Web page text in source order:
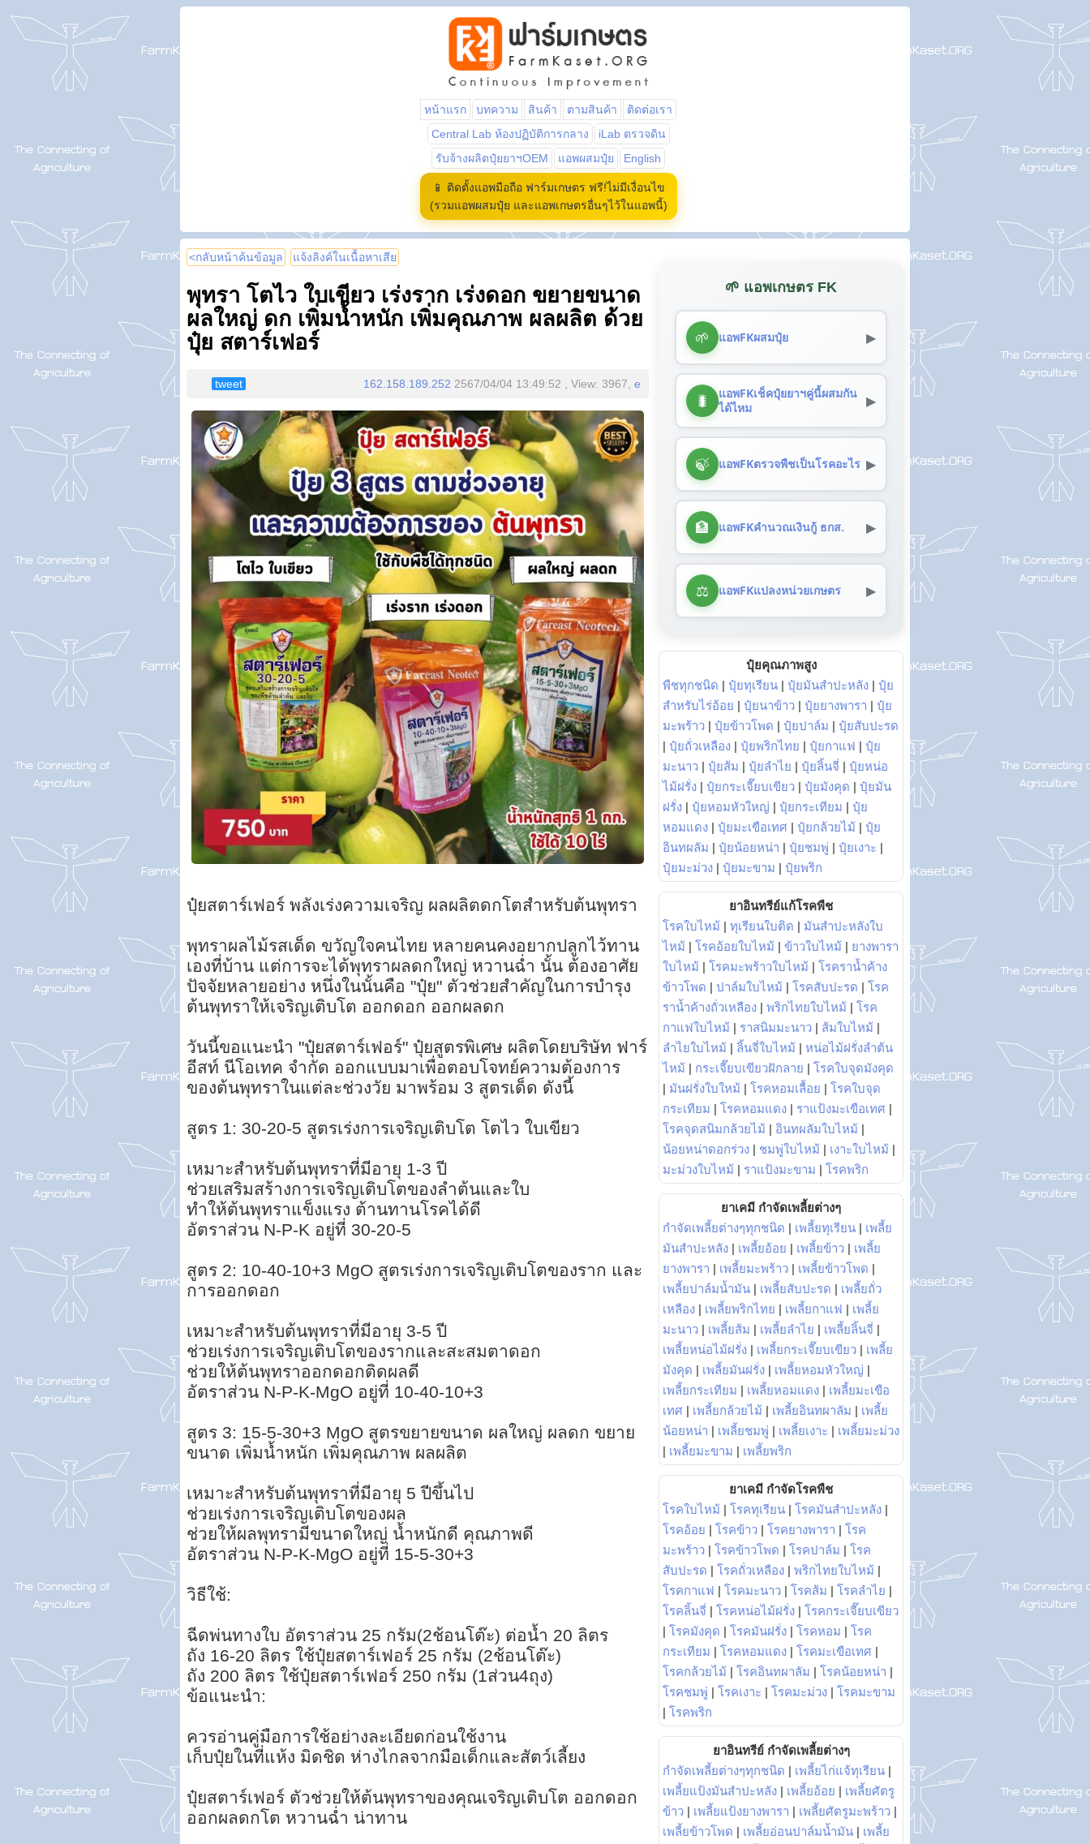
หน้าแรก บทความ สินค้า ตามสินค้า
ติดต่อเรา
Central Lab ห้องปฏิบัติการกลาง
iLab ตรวจดิน
รับจ้างผลิตปุ๋ยยาฯOEM
แอพผสมปุ๋ย English
📱 ติดตั้งแอพมือถือ ฟาร์มเกษตร ฟรี!ไม่มีเงื่อนไข
(รวมแอพผสมปุ๋ย และแอพเกษตรอื่นๆไว้ในแอพนี้)
<กลับหน้าค้นข้อมูล แจ้งลิงค์ในเนื้อหาเสีย
พุทรา โตไว ใบเขียว เร่งราก เร่งดอก ขยายขนาด
ผลใหญ่ ดก เพิ่มน้ำหนัก เพิ่มคุณภาพ ผลผลิต ด้วย
ปุ๋ย สตาร์เฟอร์
tweet 162.158.189.252 2567/04/04 13:49:52 , View: 3967, e
ปุ๋ยสตาร์เฟอร์ พลังเร่งความเจริญ ผลผลิตดกโตสำหรับต้นพุทรา
พุทราผลไม้รสเด็ด ขวัญใจคนไทย หลายคนคงอยากปลูกไว้ทาน
เองที่บ้าน แต่การจะได้พุทราผลดกใหญ่ หวานฉ่ำ นั้น ต้องอาศัย
ปัจจัยหลายอย่าง หนึ่งในนั้นคือ "ปุ๋ย" ตัวช่วยสำคัญในการบำรุง
ต้นพุทราให้เจริญเติบโต ออกดอก ออกผลดก
วันนี้ขอแนะนำ "ปุ๋ยสตาร์เฟอร์" ปุ๋ยสูตรพิเศษ ผลิตโดยบริษัท ฟาร์
อีสท์ นีโอเทค จำกัด ออกแบบมาเพื่อตอบโจทย์ความต้องการ
ของต้นพุทราในแต่ละช่วงวัย มาพร้อม 3 สูตรเด็ด ดังนี้
สูตร 1: 30-20-5 สูตรเร่งการเจริญเติบโต โตไว ใบเขียว
เหมาะสำหรับต้นพุทราที่มีอายุ 1-3 ปี
ช่วยเสริมสร้างการเจริญเติบโตของลำต้นและใบ
ทำให้ต้นพุทราแข็งแรง ต้านทานโรคได้ดี
อัตราส่วน N-P-K อยู่ที่ 30-20-5
สูตร 2: 10-40-10+3 MgO สูตรเร่งการเจริญเติบโตของราก และ
การออกดอก
เหมาะสำหรับต้นพุทราที่มีอายุ 3-5 ปี
ช่วยเร่งการเจริญเติบโตของรากและสะสมตาดอก
ช่วยให้ต้นพุทราออกดอกติดผลดี
อัตราส่วน N-P-K-MgO อยู่ที่ 10-40-10+3
สูตร 3: 15-5-30+3 MgO สูตรขยายขนาด ผลใหญ่ ผลดก ขยาย
ขนาด เพิ่มน้ำหนัก เพิ่มคุณภาพ ผลผลิต
เหมาะสำหรับต้นพุทราที่มีอายุ 5 ปีขึ้นไป
ช่วยเร่งการเจริญเติบโตของผล
ช่วยให้ผลพุทรามีขนาดใหญ่ น้ำหนักดี คุณภาพดี
อัตราส่วน N-P-K-MgO อยู่ที่ 15-5-30+3
วิธีใช้:
ฉีดพ่นทางใบ อัตราส่วน 25 กรัม(2ช้อนโต๊ะ) ต่อน้ำ 20 ลิตร
ถัง 16-20 ลิตร ใช้ปุ๋ยสตาร์เฟอร์ 25 กรัม (2ช้อนโต๊ะ)
ถัง 200 ลิตร ใช้ปุ๋ยสตาร์เฟอร์ 250 กรัม (1ส่วน4ถุง)
ข้อแนะนำ:
ควรอ่านคู่มือการใช้อย่างละเอียดก่อนใช้งาน
เก็บปุ๋ยในที่แห้ง มิดชิด ห่างไกลจากมือเด็กและสัตว์เลี้ยง
ปุ๋ยสตาร์เฟอร์ ตัวช่วยให้ต้นพุทราของคุณเจริญเติบโต ออกดอก
ออกผลดกโต หวานฉ่ำ น่าทาน
🌱 แอพเกษตร FK
🌱 แอพFKผสมปุ๋ย ▶
🐛
แอพFKเช็คปุ๋ยยาฯคู่นี้ผสมกัน
ได้ไหม
▶
🍃 แอพFKตรวจพืชเป็นโรคอะไร ▶
🏦 แอพFKคำนวณเงินกู้ ธกส. ▶
⚖️ แอพFKแปลงหน่วยเกษตร ▶
ปุ๋ยคุณภาพสูง
พืชทุกชนิด | ปุ๋ยทุเรียน | ปุ๋ยมันสำปะหลัง | ปุ๋ย
สำหรับไร่อ้อย | ปุ๋ยนาข้าว | ปุ๋ยยางพารา | ปุ๋ย
มะพร้าว | ปุ๋ยข้าวโพด | ปุ๋ยปาล์ม | ปุ๋ยสับปะรด
| ปุ๋ยถั่วเหลือง | ปุ๋ยพริกไทย | ปุ๋ยกาแฟ | ปุ๋ย
มะนาว | ปุ๋ยส้ม | ปุ๋ยลำไย | ปุ๋ยลิ้นจี่ | ปุ๋ยหน่อ
ไม้ฝรั่ง | ปุ๋ยกระเจี๊ยบเขียว | ปุ๋ยมังคุด | ปุ๋ยมัน
ฝรั่ง | ปุ๋ยหอมหัวใหญ่ | ปุ๋ยกระเทียม | ปุ๋ย
หอมแดง | ปุ๋ยมะเขือเทศ | ปุ๋ยกล้วยไม้ | ปุ๋ย
อินทผลัม | ปุ๋ยน้อยหน่า | ปุ๋ยชมพู่ | ปุ๋ยเงาะ |
ปุ๋ยมะม่วง | ปุ๋ยมะขาม | ปุ๋ยพริก
ยาอินทรีย์แก้โรคพืช
โรคใบไหม้ | ทุเรียนใบติด | มันสำปะหลังใบ
ไหม้ | โรคอ้อยใบไหม้ | ข้าวใบไหม้ | ยางพารา
ใบไหม้ | โรคมะพร้าวใบไหม้ | โรคราน้ำค้าง
ข้าวโพด | ปาล์มใบไหม้ | โรคสับปะรด | โรค
ราน้ำค้างถั่วเหลือง | พริกไทยใบไหม้ | โรค
กาแฟใบไหม้ | ราสนิมมะนาว | ส้มใบไหม้ |
ลำไยใบไหม้ | ลิ้นจี่ใบไหม้ | หน่อไม้ฝรั่งลำต้น
ไหม้ | กระเจี๊ยบเขียวฝักลาย | โรคใบจุดมังคุด
| มันฝรั่งใบใหม้ | โรคหอมเลื้อย | โรคใบจุด
กระเทียม | โรคหอมแดง | ราแป้งมะเขือเทศ |
โรคจุดสนิมกล้วยไม้ | อินทผลัมใบไหม้ |
น้อยหน่าดอกร่วง | ชมพู่ใบไหม้ | เงาะใบไหม้ |
มะม่วงใบไหม้ | ราแป้งมะขาม | โรคพริก
ยาเคมี กำจัดเพลี้ยต่างๆ
กำจัดเพลี้ยต่างๆทุกชนิด | เพลี้ยทุเรียน | เพลี้ย
มันสำปะหลัง | เพลี้ยอ้อย | เพลี้ยข้าว | เพลี้ย
ยางพารา | เพลี้ยมะพร้าว | เพลี้ยข้าวโพด |
เพลี้ยปาล์มน้ำมัน | เพลี้ยสับปะรด | เพลี้ยถั่ว
เหลือง | เพลี้ยพริกไทย | เพลี้ยกาแฟ | เพลี้ย
มะนาว | เพลี้ยส้ม | เพลี้ยลำไย | เพลี้ยลิ้นจี่ |
เพลี้ยหน่อไม้ฝรั่ง | เพลี้ยกระเจี๊ยบเขียว | เพลี้ย
มังคุด | เพลี้ยมันฝรั่ง | เพลี้ยหอมหัวใหญ่ |
เพลี้ยกระเทียม | เพลี้ยหอมแดง | เพลี้ยมะเขือ
เทศ | เพลี้ยกล้วยไม้ | เพลี้ยอินทผาลัม | เพลี้ย
น้อยหน่า | เพลี้ยชมพู่ | เพลี้ยเงาะ | เพลี้ยมะม่วง
| เพลี้ยมะขาม | เพลี้ยพริก
ยาเคมี กำจัดโรคพืช
โรคใบไหม้ | โรคทุเรียน | โรคมันสำปะหลัง |
โรคอ้อย | โรคข้าว | โรคยางพารา | โรค
มะพร้าว | โรคข้าวโพด | โรคปาล์ม | โรค
สับปะรด | โรคถั่วเหลือง | พริกไทยใบไหม้ |
โรคกาแฟ | โรคมะนาว | โรคส้ม | โรคลำไย |
โรคลิ้นจี่ | โรคหน่อไม้ฝรั่ง | โรคกระเจี๊ยบเขียว
| โรคมังคุด | โรคมันฝรั่ง | โรคหอม | โรค
กระเทียม | โรคหอมแดง | โรคมะเขือเทศ |
โรคกล้วยไม้ | โรคอินทผาลัม | โรคน้อยหน่า |
โรคชมพู่ | โรคเงาะ | โรคมะม่วง | โรคมะขาม
| โรคพริก
ยาอินทรีย์ กำจัดเพลี้ยต่างๆ
กำจัดเพลี้ยต่างๆทุกชนิด | เพลี้ยไก่แจ้ทุเรียน |
เพลี้ยแป้งมันสำปะหลัง | เพลี้ยอ้อย | เพลี้ยศัตรู
ข้าว | เพลี้ยแป้งยางพารา | เพลี้ยศัตรูมะพร้าว |
เพลี้ยข้าวโพด | เพลี้ยอ่อนปาล์มน้ำมัน | เพลี้ย